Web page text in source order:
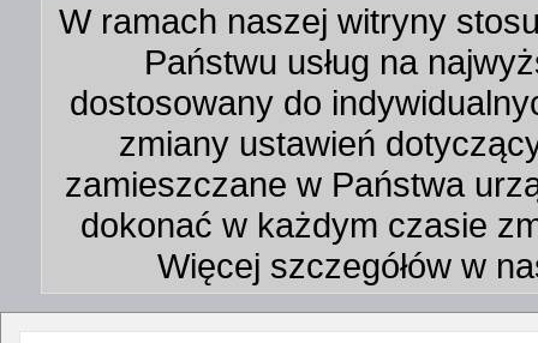
W ramach naszej witryny
Państwu usług na
dostosowany do
zmiany ustawień
zamieszczane w Państwa
dokonać w każdym czasie
Więcej szczegółów w